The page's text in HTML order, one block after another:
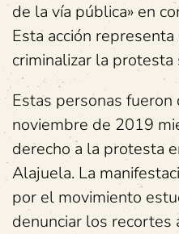
de la vía pública» en
Esta acción
criminalizar la protesta
Estas personas
noviembre de 2019
derecho a la protesta
Alajuela. La
por el movimiento
denunciar los